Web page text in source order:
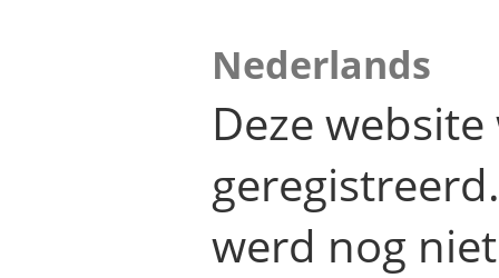
Nederlands
Deze
werd nog